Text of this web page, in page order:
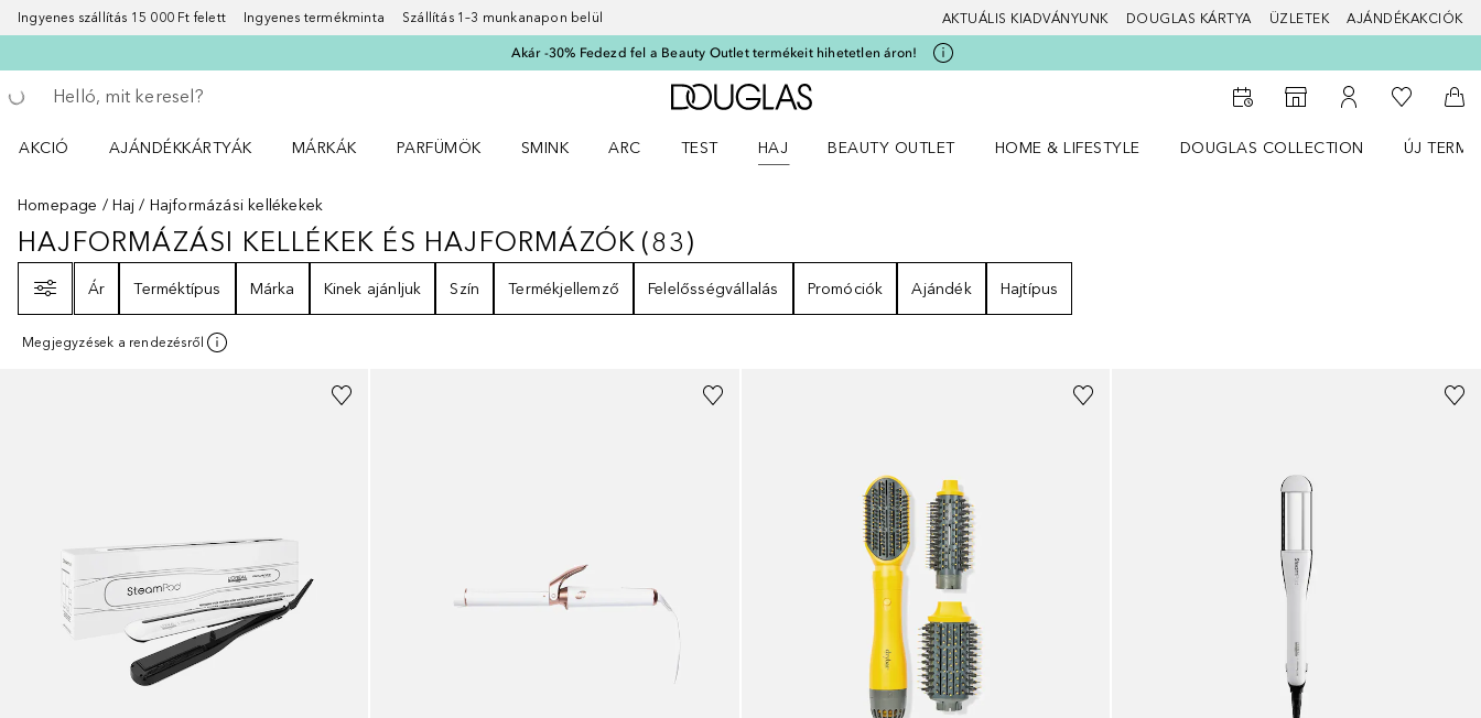
Ingyenes szállítás 15 000 Ft felett Ingyenes termékminta Szállítás 1–3 munkanapon belül AKTUÁLIS KIADVÁNYUNK DOUGLAS KÁRTYA ÜZLETEK AJÁNDÉKAKCIÓK
Akár -30% Fedezd fel a Beauty Outlet termékeit hihetetlen áron!
Menj vissza
Keresés végrehajtása
A Douglas Főoldalra
Az üzletkeresőhöz
A fiókomhoz
A
AKCIÓ
AJÁNDÉKKÁRTYÁK
MÁRKÁK
PARFÜMÖK
SMINK
ARC
Nyisd meg a(z) Arc menüt
TEST
Nyisd meg a(z) Test menüt
HAJ
Nyisd meg a(z) Haj menüt
BEAUTY OUTLET
HOME & LIFESTYLE
DOUGLAS COLLECTION
ÚJ
Homepage
Haj Hajformázási kellékekek
HAJFORMÁZÁSI KELLÉKEK ÉS HAJFORMÁZÓK83EREDMÉNYEK
HAJFORMÁZÁSI KELLÉKEK ÉS HAJFORMÁZÓK (83)
Ár
Terméktípus Márka Kinek ajánljuk Szín Termékjellemző Felelősségvállalás Promóciók Ajándék Hajtípus
Megjegyzések a rendezésről